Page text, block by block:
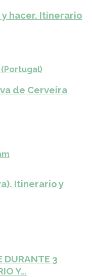
hacer. Itinerario
de Cerveira
Itinerario y
DURANTE 3
Y…